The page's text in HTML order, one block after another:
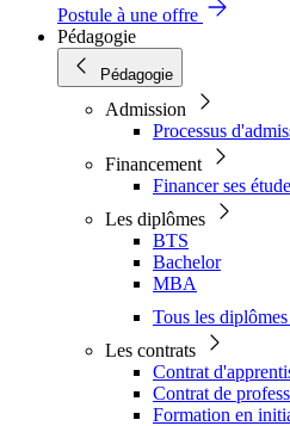
Postule à une offre
Pédagogie
Pédagogie
Admission
Processus
Financement
Financer ses
Les diplômes
BTS
Bachelor
MBA
Tous les diplômes
Les contrats
Contrat
Contrat de
Formation en